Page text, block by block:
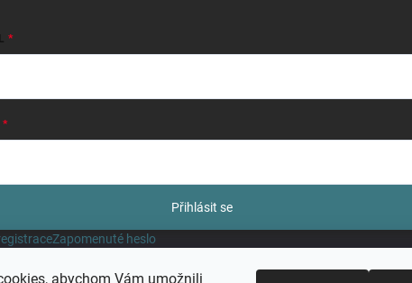
abychom Vám umožnili
Přihlásit se
Zapomenuté heslo